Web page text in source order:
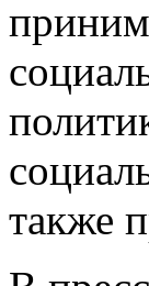
также